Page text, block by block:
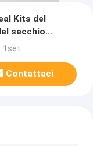
Kits del
secchio
1set
Contattaci